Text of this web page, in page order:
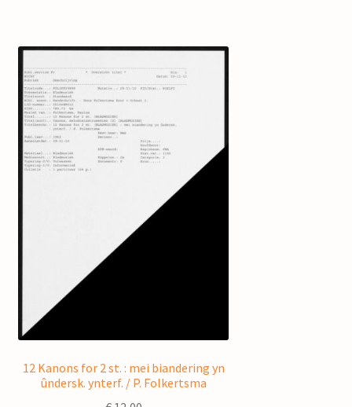
12 Kanons for 2 st. : mei biandering yn
ûndersk. ynterf. / P. Folkertsma